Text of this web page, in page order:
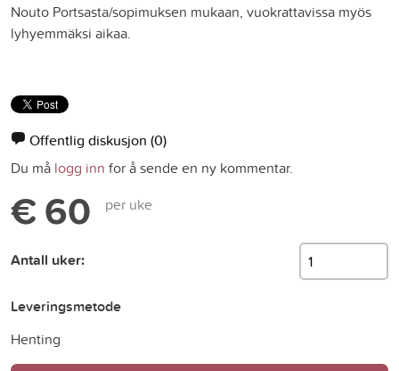
Nouto Portsasta/sopimuksen mukaan, vuokrattavissa myös
lyhyemmäksi aikaa.
Offentlig diskusjon (0)
Du må logg inn for å sende en ny kommentar.
€ 60 per uke
Antall uker:
Leveringsmetode
Henting